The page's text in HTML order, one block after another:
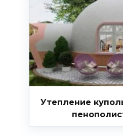
Утепление